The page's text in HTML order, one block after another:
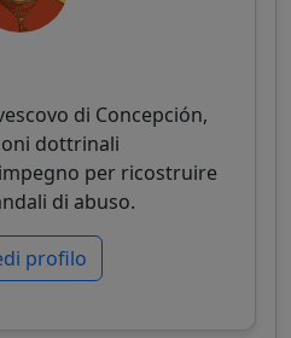
di Concepción,
dottrinali
per ricostruire
di abuso.
profilo